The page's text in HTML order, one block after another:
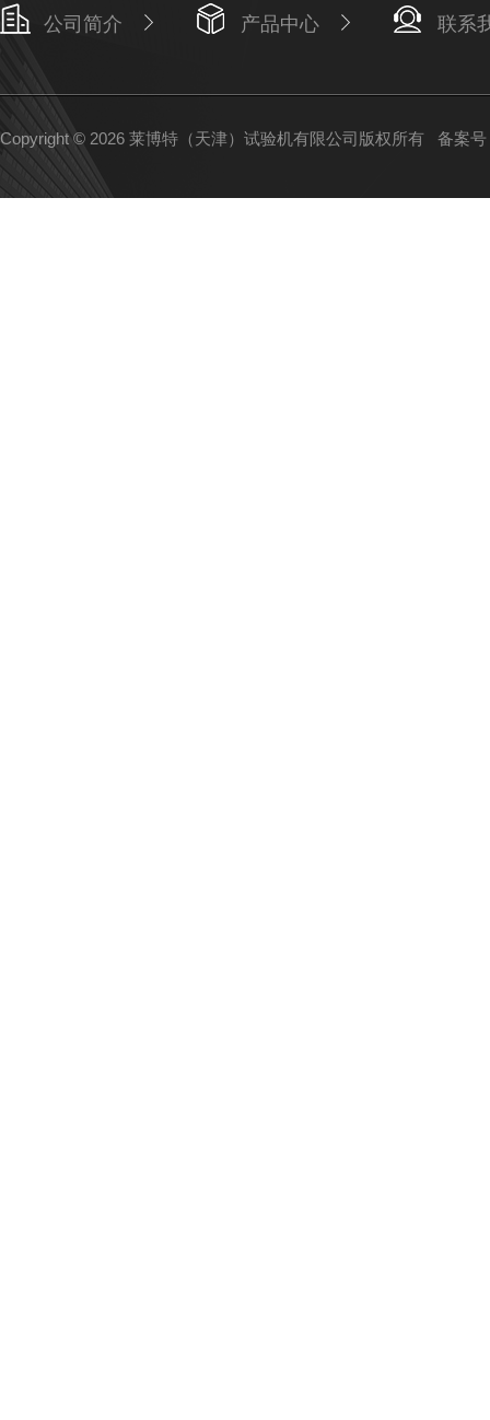
公司简介 产品中心 联系
Copyright © 2026 莱博特（天津）试验机有限公司版权所有 备案号